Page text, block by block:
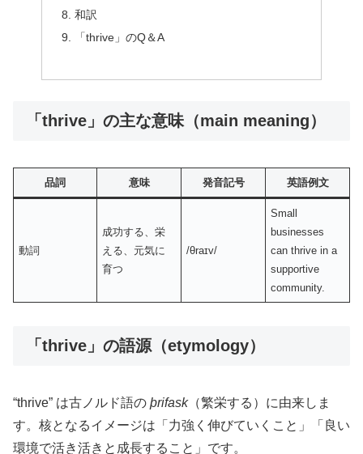
和訳
「thrive」のQ＆A
「thrive」の主な意味（main meaning）
品詞 意味 発音記号 英語例文
動詞
成功する、栄
える、元気に
育つ
/θraɪv/
Small
businesses
can thrive in a
supportive
community.
「thrive」の語源（etymology）
“thrive” は古ノルド語の þrifask（繁栄する）に由来しま
す。核となるイメージは「力強く伸びていくこと」「良い
環境で活き活きと成長すること」です。